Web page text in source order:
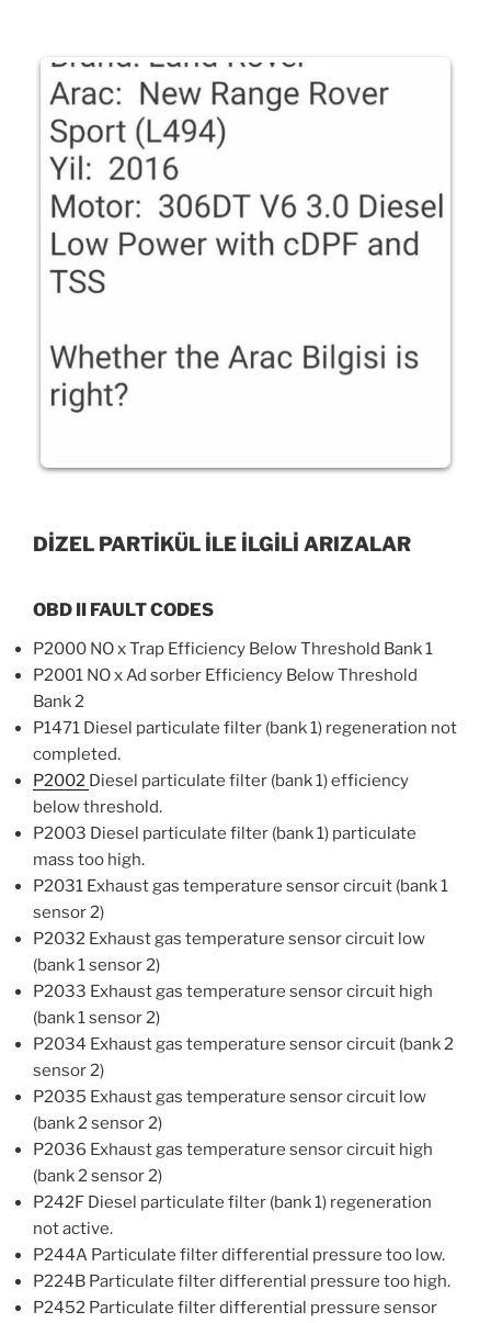
DİZEL PARTİKÜL İLE İLGİLİ ARIZALAR
OBD II FAULT CODES
P2000 NO x Trap Efficiency Below Threshold Bank 1
P2001 NO x Ad sorber Efficiency Below Threshold
Bank 2
P1471 Diesel particulate filter (bank 1) regeneration not
completed.
P2002 Diesel particulate filter (bank 1) efficiency
below threshold.
P2003 Diesel particulate filter (bank 1) particulate
mass too high.
P2031 Exhaust gas temperature sensor circuit (bank 1
sensor 2)
P2032 Exhaust gas temperature sensor circuit low
(bank 1 sensor 2)
P2033 Exhaust gas temperature sensor circuit high
(bank 1 sensor 2)
P2034 Exhaust gas temperature sensor circuit (bank 2
sensor 2)
P2035 Exhaust gas temperature sensor circuit low
(bank 2 sensor 2)
P2036 Exhaust gas temperature sensor circuit high
(bank 2 sensor 2)
P242F Diesel particulate filter (bank 1) regeneration
not active.
P244A Particulate filter differential pressure too low.
P224B Particulate filter differential pressure too high.
P2452 Particulate filter differential pressure sensor